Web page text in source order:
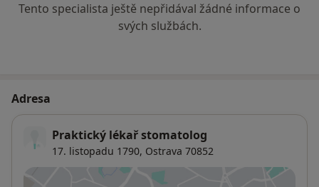
Tento specialista ještě nepřidával žádné informace o
svých službách.
Adresa
Praktický lékař stomatolog
17. listopadu 1790, Ostrava 70852